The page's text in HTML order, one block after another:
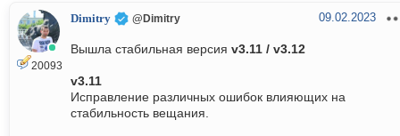
20093
Dimitry @Dimitry 09.02.2023
Вышла стабильная версия v3.11 / v3.12
v3.11
Исправление различных ошибок влияющих на
стабильность вещания.